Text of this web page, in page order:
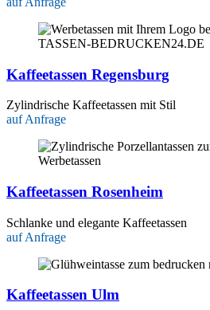
Kaffeetassen Regensburg
Zylindrische Kaffeetassen mit Stil
auf Anfrage
Kaffeetassen Rosenheim
Schlanke und elegante Kaffeetassen
auf Anfrage
Kaffeetassen Ulm